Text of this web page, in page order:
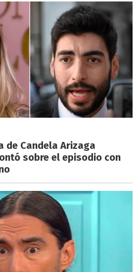
de Candela Arizaga
sobre el episodio con